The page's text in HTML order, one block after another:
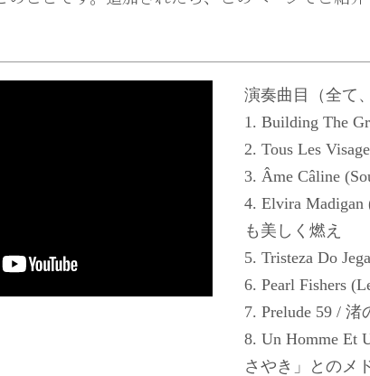
演奏曲目（全て
1. Building The
2. Tous Les
3. Âme Câline
4. Elvira Madigan
も美しく燃え
5. Tristeza Do Jega
6. Pearl Fishers
7. Prelude 59 /
8. Un Homme Et
さやき」とのメ